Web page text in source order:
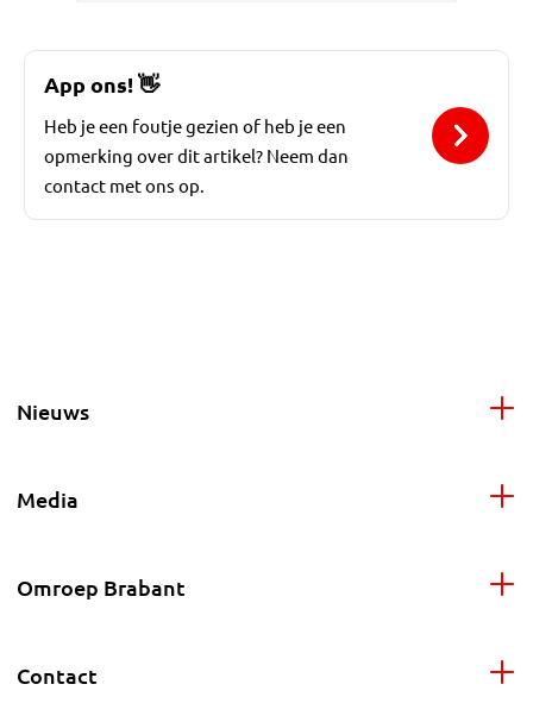
App ons!👋
Heb je een foutje gezien of heb je een
opmerking over dit artikel? Neem dan
contact met ons op.
Nieuws
Media
Omroep Brabant
Contact